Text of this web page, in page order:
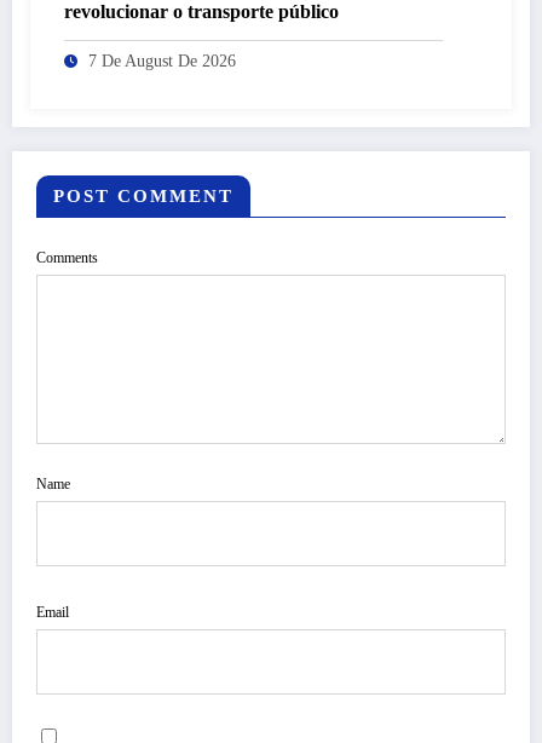
revolucionar o transporte público
7 De August De 2026
POST COMMENT
Comments
Name
Email